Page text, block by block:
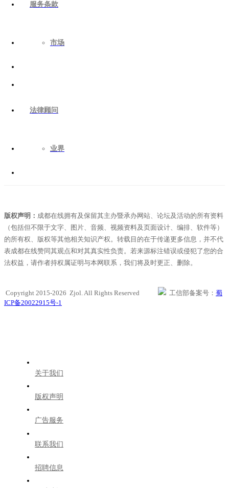
服务条款
市场
法律顾问
业界
版权声明： 成都在线拥有及保留其主办暨承办网站、论坛及活动的所有资料
（包括但不限于文字、图片、音频、视频资料及页面设计、编排、软件等）
的所有权、版权等其他相关知识产权。转载目的在于传递更多信息，并不代
表成都在线赞同其观点和对其真实性负责。若来源标注错误或侵犯了您的合
法权益，请作者持权属证明与本网联系，我们将及时更正、删除。
Copyright 2015-2026 Zjol. All Rights Reserved 工信部备案号： 蜀
ICP备20022915号-1
关于我们
版权声明
广告服务
联系我们
招聘信息